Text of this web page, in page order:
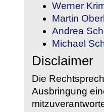
Werner
Martin
Andrea
Michael
Disclaimer
Die
Ausbringung